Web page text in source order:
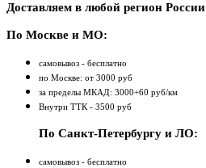
Доставляем в любой регион России
По Москве и МО:
самовывоз - бесплатно
по Москве: от 3000 руб
за пределы МКАД: 3000+60 руб/км
Внутри ТТК - 3500 руб
По Санкт-Петербургу и ЛО:
самовывоз - бесплатно